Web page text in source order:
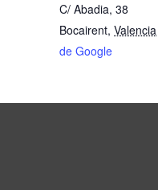
C/ Abadia, 38
Bocairent, Valencia
de Google